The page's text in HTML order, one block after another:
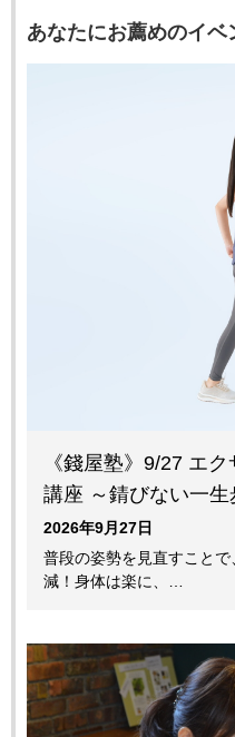
あなたにお薦めのイベ
《錢屋塾》9/27 エ
講座 ～錆びない一生
2026年9月27日
普段の姿勢を見直すこと
減！身体は楽に、…